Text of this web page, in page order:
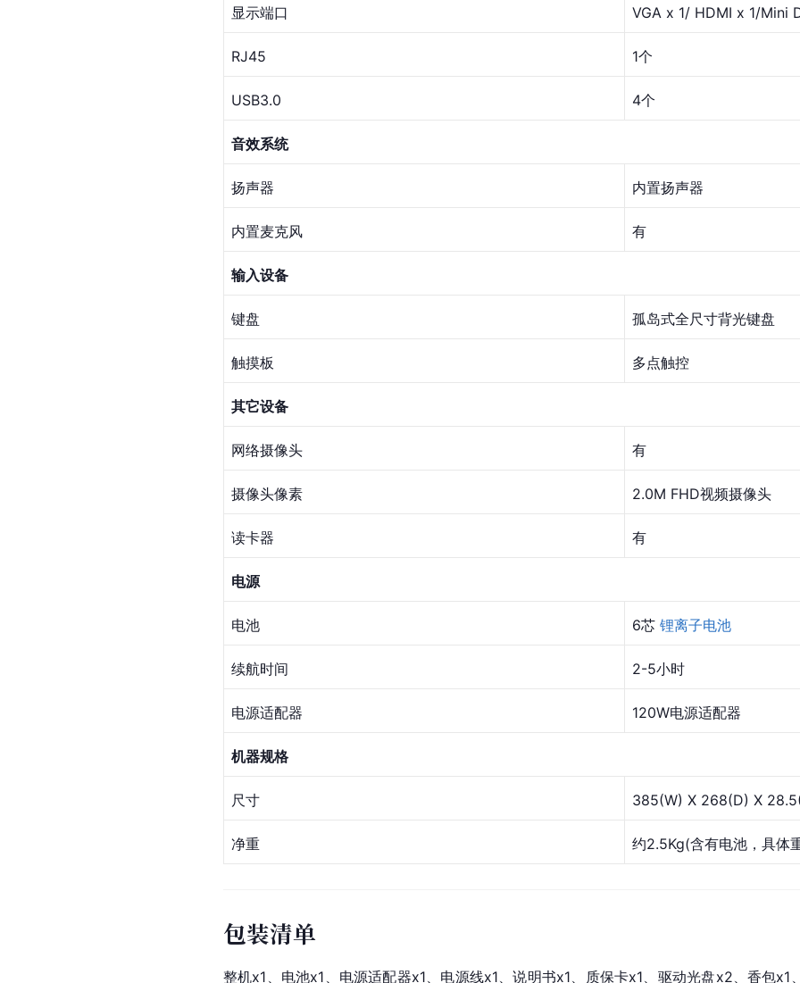
显示端口 VGA x 1/ HDMI x 1/Mini
RJ45 1个
USB3.0 4个
音效系统
扬声器 内置扬声器
内置麦克风 有
输入设备
键盘 孤岛式全尺寸背光键盘
触摸板 多点触控
其它设备
网络摄像头 有
摄像头像素 2.0M FHD视频摄像头
读卡器 有
电源
电池 6芯 锂离子电池
续航时间 2-5小时
电源适配器 120W电源适配器
机器规格
尺寸 385(W) X 268(D) X
净重 约2.5Kg(含有电池，具体
包装清单
整机x1、电池x1、电源适配器x1、电源线x1、说明书x1、质保卡x1、驱动光盘x2、香包